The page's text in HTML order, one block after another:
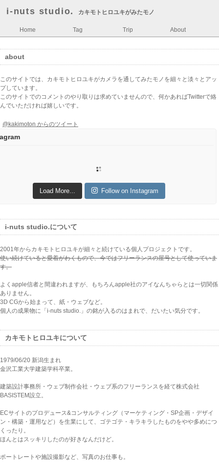
i-nuts studio. カキモトヒロユキがみたモノ
Home Tag Trip About
about
このサイトでは、カキモトヒロユキがカメラを通してみたモノを細々と淡々とアッ
プしています。
このサイトでのコメントのやり取りは求めていませんので、何かあればTwitterで絡
んでいただければ嬉しいです。
@kakimoton からのツイート
Load More... Follow on Instagram
i-nuts studio.について
2001年からカキモトヒロユキが細々と続けている個人プロジェクトです。
使い続けていると愛着がわくもので、今ではフリーランスの屋号として使っていま
す。
よくapple信者と間違われますが、もちろんapple社のアイなんちゃらとは一切関係
ありません。
3D CGから始まって、紙・ウェブなど。
個人の成果物に「i-nuts studio.」の銘が入るのはまれで、だいたい気分です。
カキモトヒロユキについて
1979/06/20 新潟生まれ
金沢工業大学建築学科卒業。
建築設計事務所・ウェブ制作会社・ウェブ系のフリーランスを経て株式会社
BASISTEM設立。
ECサイトのプロデュース&コンサルティング（マーケティング・SP企画・デザイ
ン・構築・運用など）を生業にして、ゴテゴテ・キラキラしたものをやや多めにつ
くったり。
ほんとはスッキリしたのが好きなんだけど。
ポートレートや施設撮影など、写真のお仕事も。